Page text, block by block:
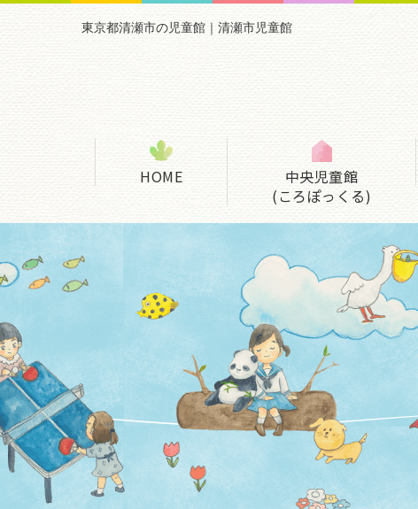
東京都清瀬市の児童館｜清瀬市児童館
HOME
中央児童館
(ころぽっくる)